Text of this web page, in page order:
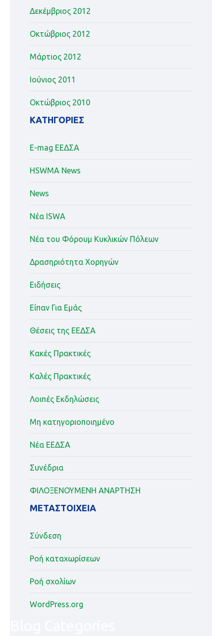
Δεκέμβριος 2012
Οκτώβριος 2012
Μάρτιος 2012
Ιούνιος 2011
Οκτώβριος 2010
KΑΤΗΓΟΡΊΕΣ
E-mag ΕΕΔΣΑ
HSWMA News
News
Nέα ISWA
Nέα του Φόρουμ Κυκλικών Πόλεων
Δρασηριότητα Χορηγών
Ειδήσεις
Είπαν Για Εμάς
Θέσεις της ΕΕΔΣΑ
Κακές Πρακτικές
Καλές Πρακτικές
Λοιπές Εκδηλώσεις
Μη κατηγοριοποιημένο
Νέα ΕΕΔΣΑ
Συνέδρια
ΦΙΛΟΞΕΝΟΥΜΕΝΗ ΑΝΑΡΤΗΣΗ
ΜΕΤΑΣΤΟΙΧΕΊΑ
Σύνδεση
Ροή καταχωρίσεων
Ροή σχολίων
WordPress.org